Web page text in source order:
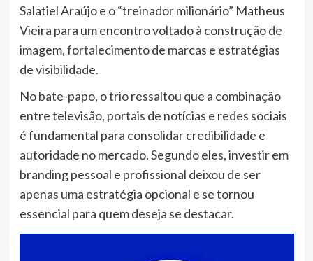
Salatiel Araújo e o “treinador milionário” Matheus
Vieira para um encontro voltado à construção de
imagem, fortalecimento de marcas e estratégias
de visibilidade.
No bate-papo, o trio ressaltou que a combinação
entre televisão, portais de notícias e redes sociais
é fundamental para consolidar credibilidade e
autoridade no mercado. Segundo eles, investir em
branding pessoal e profissional deixou de ser
apenas uma estratégia opcional e se tornou
essencial para quem deseja se destacar.